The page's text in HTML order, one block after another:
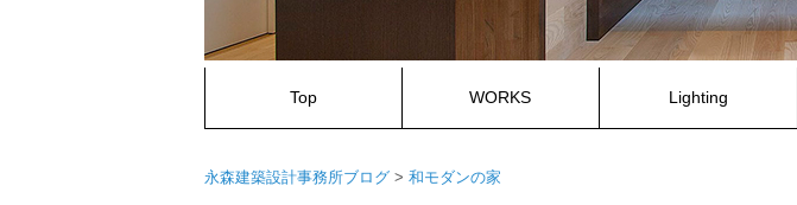
Top WORKS Lighting
永森建築設計事務所ブログ > 和モダンの家